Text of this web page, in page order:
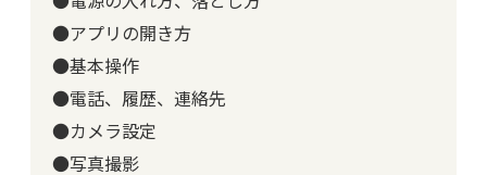
●アプリの開き方
●基本操作
●電話、履歴、連絡先
●カメラ設定
●写真撮影